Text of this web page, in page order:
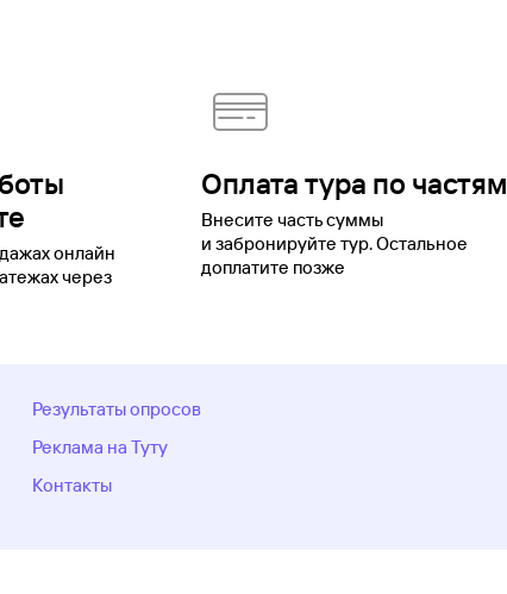
онлайн
через
Оплата тура по частям
Внесите часть суммы
и забронируйте тур. Остальное
доплатите позже
Результаты опросов
Реклама на Туту
Контакты